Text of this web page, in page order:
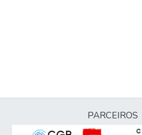
PARCEIROS